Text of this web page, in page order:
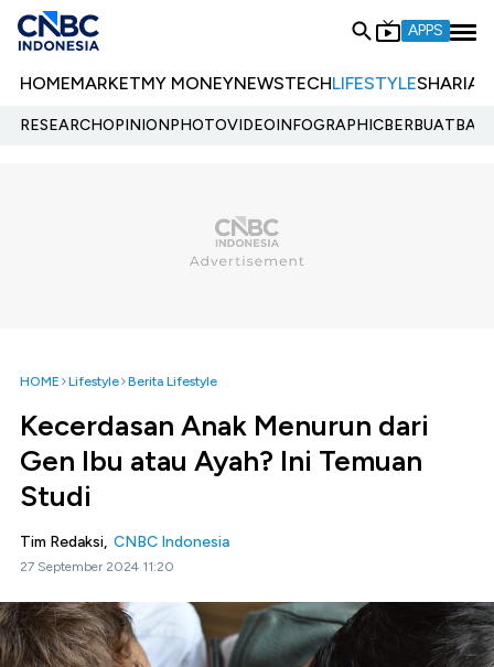
APPS
HOMEMARKETMY MONEYNEWSTECHLIFESTYLESHARIA
RESEARCHOPINIONPHOTOVIDEOINFOGRAPHIC
HOME Lifestyle Berita Lifestyle
Kecerdasan Anak Menurun dari
Gen Ibu atau Ayah? Ini Temuan
Studi
Tim Redaksi, CNBC Indonesia
27 September 2024 11:20